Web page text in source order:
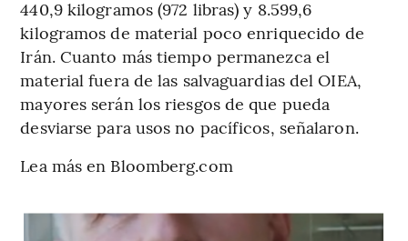
440,9 kilogramos (972 libras) y 8.599,6
kilogramos de material poco enriquecido de
Irán. Cuanto más tiempo permanezca el
material fuera de las salvaguardias del OIEA,
mayores serán los riesgos de que pueda
desviarse para usos no pacíficos, señalaron.
Lea más en Bloomberg.com